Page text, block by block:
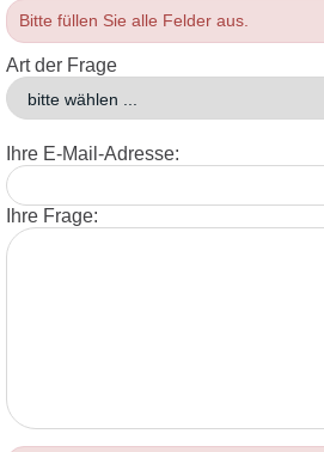
Bitte füllen Sie alle Felder aus.
Art der Frage
Ihre E-Mail-Adresse:
Ihre Frage: